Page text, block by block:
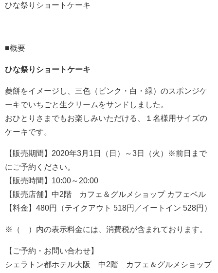
ひな祭りショートケーキ
■概要
ひな祭りショートケーキ
菱餅をイメージし、三色（ピンク・白・緑）のスポンジケ
ーキでいちごと生クリームをサンドしました。
おひとりさまでもお楽しみいただける、１名様用サイズの
ケーキです。
【販売期間】2020年3月1日（日）～3日（火）※前日まで
にご予約ください。
【販売時間】10:00～20:00
【販売店舗】中2階 カフェ＆グルメショップ カフェベル
【料金】480円（テイクアウト 518円／イートイン 528円）
※（ ）内の表示料金には、消費税が含まれております。
【ご予約・お問い合わせ】
シェラトン都ホテル大阪 中2階 カフェ＆グルメショップ